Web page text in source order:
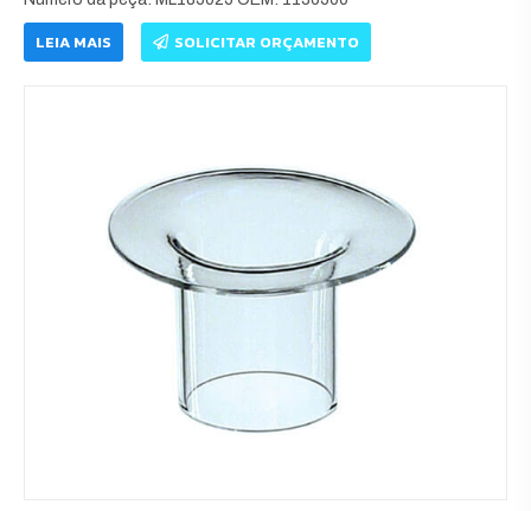
LEIA MAIS SOLICITAR ORÇAMENTO